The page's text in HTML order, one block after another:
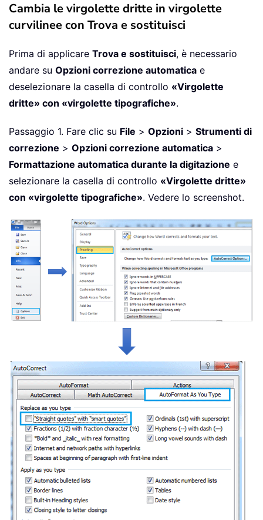
Cambia le virgolette dritte in virgolette
curvilinee con Trova e sostituisci
Prima di applicare Trova e sostituisci, è necessario
andare su Opzioni correzione automatica e
deselezionare la casella di controllo «Virgolette
dritte» con «virgolette tipografiche».
Passaggio 1. Fare clic su File > Opzioni > Strumenti di
correzione > Opzioni correzione automatica >
Formattazione automatica durante la digitazione e
selezionare la casella di controllo «Virgolette dritte»
con «virgolette tipografiche». Vedere lo screenshot.